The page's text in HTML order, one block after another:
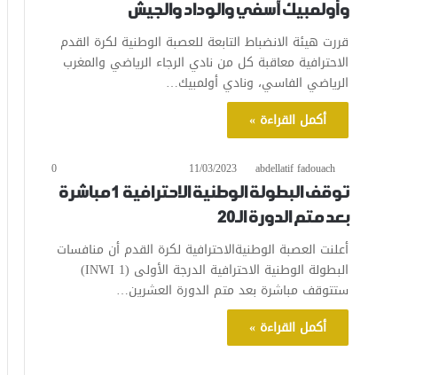
وأولمبيك آسفي والوداد والجيش
قررت هيئة الانضباط التابعة للعصبة الوطنية لكرة القدم
الاحترافية معاقبة كل من نادي الرجاء الرياضي والمغرب
الرياضي الفاسي، ونادي أولمبيك…
أكمل القراءة »
abdellatif fadouach
11/03/2023
0
توقف البطولة الوطنية الاحترافية 1 مباشرة
بعد متم الدورة الـ20
أعلنت العصبة الوطنيةالاحترافية لكرة القدم أن منافسات
البطولة الوطنية الاحترافية الدرجة الأولى (1 INWI​)
ستتوقف مباشرة بعد متم الدورة العشرين…
أكمل القراءة »